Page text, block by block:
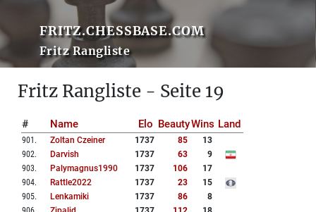
FRITZ.CHESSBASE.COM
Fritz Rangliste
Fritz Rangliste - Seite 19
# Name Elo BeautyWins Land
901 . Zoltan Czeiner 1737 85
13
902. Darvish 1737 63
9
903. Palymagnus1990 1737 106
17
904. Rattle2022 1737 23
15
905. Lenkamiki 1737 86
8